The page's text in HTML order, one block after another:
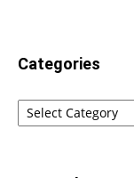
Categories
Categories